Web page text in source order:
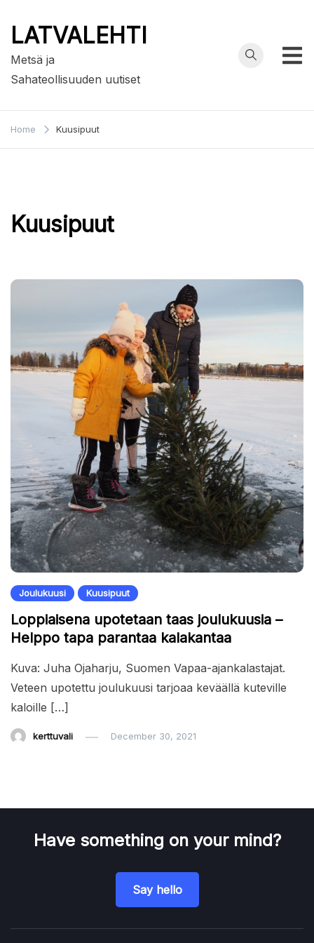
LATVALEHTI
Metsä ja
Sahateollisuuden uutiset
Home Kuusipuut
Kuusipuut
Joulukuusi Kuusipuut
Loppiaisena upotetaan taas joulukuusia –
Helppo tapa parantaa kalakantaa
Kuva: Juha Ojaharju, Suomen Vapaa-ajankalastajat.
Veteen upotettu joulukuusi tarjoaa keväällä kuteville
kaloille […]
kerttuvali December 30, 2021
Have something on your mind?
Say hello